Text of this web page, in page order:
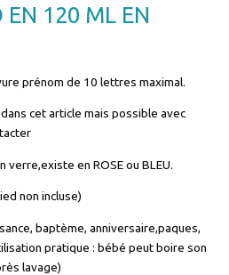
EN 120 ML EN
prénom de 10 lettres maximal.
cet article mais possible avec
verre,existe en ROSE ou BLEU.
non incluse)
baptème, anniversaire,paques,
pratique : bébé peut boire son
lavage)